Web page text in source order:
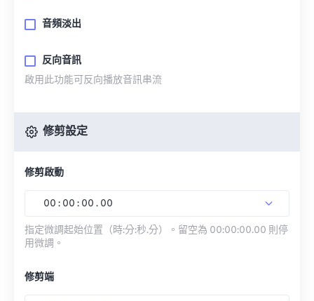
音頻淡出
反向音訊
啟用此功能可反向播放音訊串流
修剪設定
修剪啟動
00 : 00 : 00 . 00
指定微調起始位置（時:分:秒.分）。留空為 00:00:00.00 則停
用微調。
修剪端